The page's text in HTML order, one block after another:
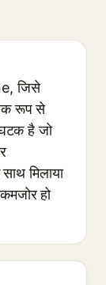
जिसे
रूप से
है जो
मिलाया
हो